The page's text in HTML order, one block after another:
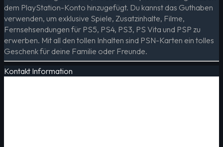
dem PlayStation-Konto hinzugefügt. Du kannst das Guthaben
verwenden, um exklusive Spiele, Zusatzinhalte, Filme,
Fernsehsendungen für PS5, PS4, PS3, PS Vita und PSP zu
erwerben. Mit all den tollen Inhalten sind PSN-Karten ein tolles
Geschenk für deine Familie oder Freunde.
Kontakt Information